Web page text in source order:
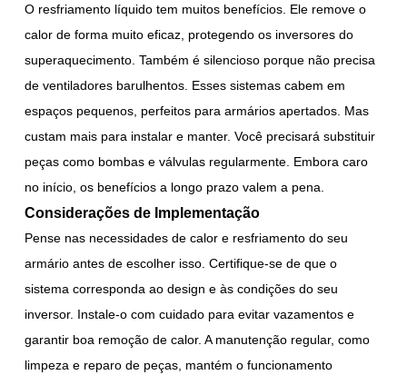
O resfriamento líquido tem muitos benefícios. Ele remove o
calor de forma muito eficaz, protegendo os inversores do
superaquecimento. Também é silencioso porque não precisa
de ventiladores barulhentos. Esses sistemas cabem em
espaços pequenos, perfeitos para armários apertados. Mas
custam mais para instalar e manter. Você precisará substituir
peças como bombas e válvulas regularmente. Embora caro
no início, os benefícios a longo prazo valem a pena.
Considerações de Implementação
Pense nas necessidades de calor e resfriamento do seu
armário antes de escolher isso. Certifique-se de que o
sistema corresponda ao design e às condições do seu
inversor. Instale-o com cuidado para evitar vazamentos e
garantir boa remoção de calor. A manutenção regular, como
limpeza e reparo de peças, mantém o funcionamento